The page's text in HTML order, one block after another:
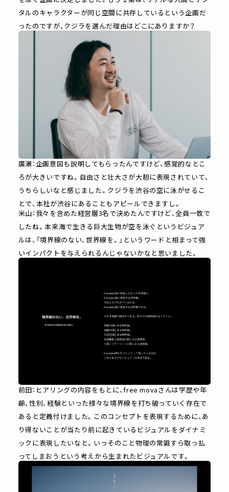
タルのキャラクターが同じ空間に共存しているという企画だ
ったのですが、クジラを選んだ理由はどこにありますか？
廣瀬：企画意図も説明してもらったんですけど、感覚的なとこ
ろが大きいですね。自由さと壮大さが大胆に表現されていて、
うちらしいなと感じました。クジラを渋谷の空に泳がせるこ
とで、本社が渋谷にあることもアピールできますし。
米山：我々を含めた経営層3名で決めたんですけど、全員一致で
したね。本来海で生きる巨大生物が空を泳ぐというビジュア
ルは、「境界線のない、世界線を。」というワードと相まって強
いインパクトを与えられるんじゃないかなと思いました。
前田：ヒアリングの内容をもとに、free movaさんは学歴や年
齢、性別、経験といった様々な境界線を打ち破っていく存在で
あると定義付けました。このコンセプトを表現するために、あ
り得ないことが当たり前に起きているビジュアルをダイナミ
ックに表現したいなと。いっそのこと物理の常識すら取っ払
ってしまおうという考えから生まれたビジュアルです。